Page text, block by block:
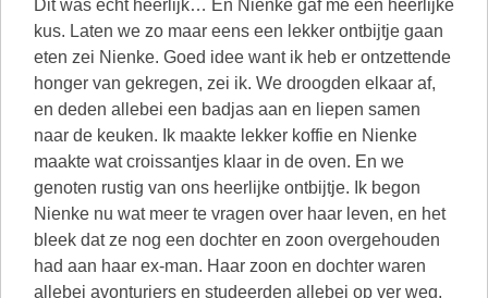
Dit was echt heerlijk… En Nienke gaf me een heerlijke
kus. Laten we zo maar eens een lekker ontbijtje gaan
eten zei Nienke. Goed idee want ik heb er ontzettende
honger van gekregen, zei ik. We droogden elkaar af,
en deden allebei een badjas aan en liepen samen
naar de keuken. Ik maakte lekker koffie en Nienke
maakte wat croissantjes klaar in de oven. En we
genoten rustig van ons heerlijke ontbijtje. Ik begon
Nienke nu wat meer te vragen over haar leven, en het
bleek dat ze nog een dochter en zoon overgehouden
had aan haar ex-man. Haar zoon en dochter waren
allebei avonturiers en studeerden allebei op ver weg,